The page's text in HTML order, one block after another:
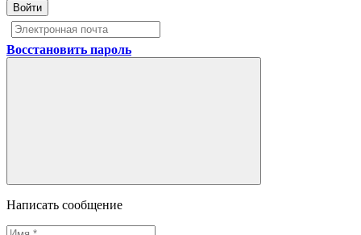
Войти
Восстановить пароль
Написать сообщение